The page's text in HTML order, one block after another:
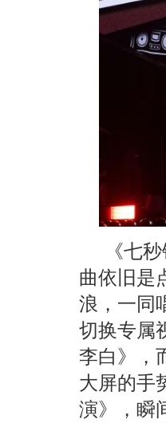
《七
曲依旧是
浪，一同
切换专属
李白》，
大屏的手
演》，瞬